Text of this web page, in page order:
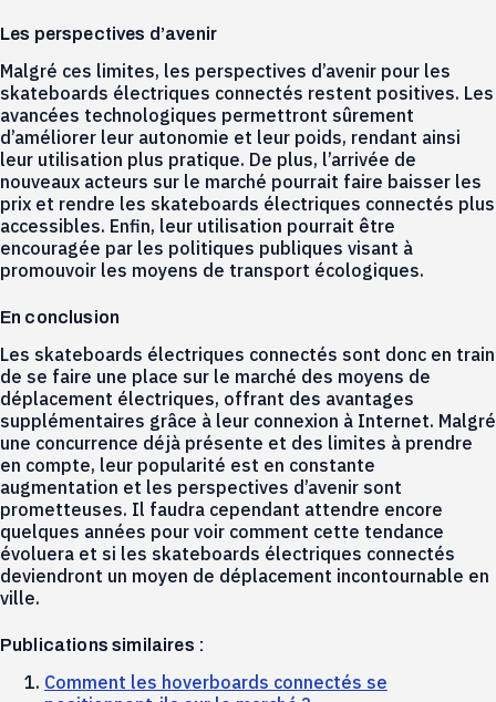
Les perspectives d’avenir
Malgré ces limites, les perspectives d’avenir pour les
skateboards électriques connectés restent positives. Les
avancées technologiques permettront sûrement
d’améliorer leur autonomie et leur poids, rendant ainsi
leur utilisation plus pratique. De plus, l’arrivée de
nouveaux acteurs sur le marché pourrait faire baisser les
prix et rendre les skateboards électriques connectés plus
accessibles. Enfin, leur utilisation pourrait être
encouragée par les politiques publiques visant à
promouvoir les moyens de transport écologiques.
En conclusion
Les skateboards électriques connectés sont donc en train
de se faire une place sur le marché des moyens de
déplacement électriques, offrant des avantages
supplémentaires grâce à leur connexion à Internet. Malgré
une concurrence déjà présente et des limites à prendre
en compte, leur popularité est en constante
augmentation et les perspectives d’avenir sont
prometteuses. Il faudra cependant attendre encore
quelques années pour voir comment cette tendance
évoluera et si les skateboards électriques connectés
deviendront un moyen de déplacement incontournable en
ville.
Publications similaires :
Comment les hoverboards connectés se